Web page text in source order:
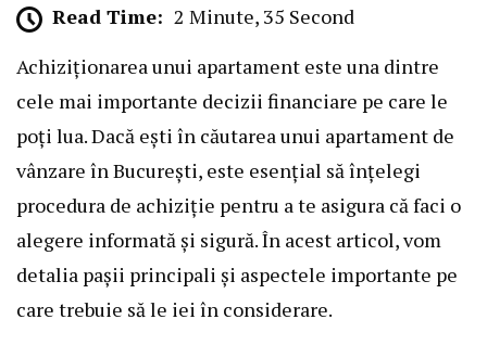
Read Time: 2 Minute, 35 Second
Achiziționarea unui apartament este una dintre
cele mai importante decizii financiare pe care le
poți lua. Dacă ești în căutarea unui apartament de
vânzare în București, este esențial să înțelegi
procedura de achiziție pentru a te asigura că faci o
alegere informată și sigură. În acest articol, vom
detalia pașii principali și aspectele importante pe
care trebuie să le iei în considerare.